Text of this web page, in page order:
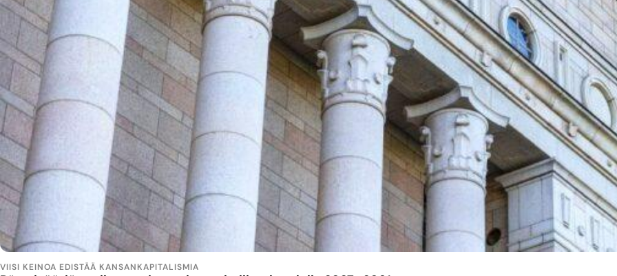
VIISI KEINOA EDISTÄÄ KANSANKAPITALISMIA